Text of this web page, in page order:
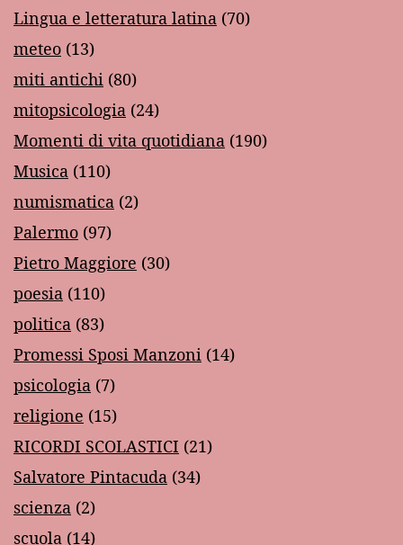
Lingua e letteratura latina (70)
meteo (13)
miti antichi (80)
mitopsicologia (24)
Momenti di vita quotidiana (190)
Musica (110)
numismatica (2)
Palermo (97)
Pietro Maggiore (30)
poesia (110)
politica (83)
Promessi Sposi Manzoni (14)
psicologia (7)
religione (15)
RICORDI SCOLASTICI (21)
Salvatore Pintacuda (34)
scienza (2)
scuola (14)